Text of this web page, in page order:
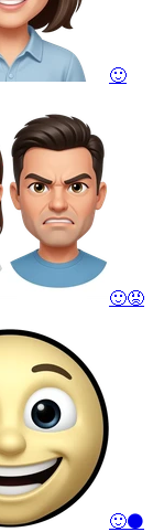
🙂
🙂😡
🙂⚫